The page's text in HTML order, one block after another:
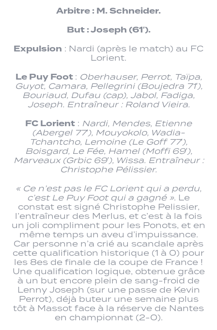
Arbitre : M. Schneider.
But : Joseph (61′).
Expulsion : Nardi (après le match) au FC
Lorient.
Le Puy Foot : Oberhauser, Perrot, Taïpa,
Guyot, Camara, Pellegrini (Boujedra 71′),
Bouriaud, Dufau (cap), Jabol, Fadiga,
Joseph. Entraîneur : Roland Vieira.
FC Lorient : Nardi, Mendes, Etienne
(Abergel 77′), Mouyokolo, Wadia-
Tchantcho, Lemoine (Le Goff 77′),
Boisgard, Le Fée, Hamel (Moffi 69′),
Marveaux (Grbic 69′), Wissa. Entraîneur :
Christophe Pélissier.
« Ce n’est pas le FC Lorient qui a perdu,
c’est Le Puy Foot qui a gagné ». Le
constat est signé Christophe Pelissier,
l’entraîneur des Merlus, et c’est à la fois
un joli compliment pour les Ponots, et en
même temps un aveu d’impuissance.
Car personne n’a crié au scandale après
cette qualification historique (1 à 0) pour
les 8es de finale de la coupe de France !
Une qualification logique, obtenue grâce
à un but encore plein de sang-froid de
Lenny Joseph (sur une passe de Kevin
Perrot), déjà buteur une semaine plus
tôt à Massot face à la réserve de Nantes
en championnat (2-0).